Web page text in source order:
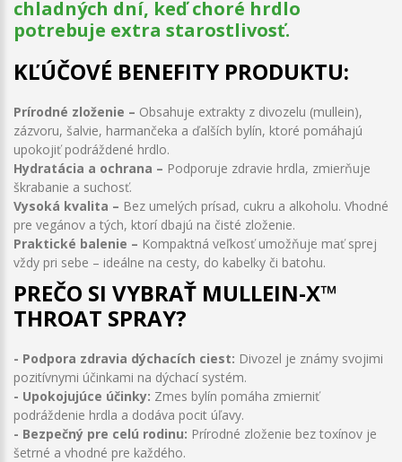
chladných dní, keď choré hrdlo
potrebuje extra starostlivosť.
KĽÚČOVÉ BENEFITY PRODUKTU:
Prírodné zloženie – Obsahuje extrakty z divozelu (mullein),
zázvoru, šalvie, harmančeka a ďalších bylín, ktoré pomáhajú
upokojiť podráždené hrdlo.
Hydratácia a ochrana – Podporuje zdravie hrdla, zmierňuje
škrabanie a suchosť.
Vysoká kvalita – Bez umelých prísad, cukru a alkoholu. Vhodné
pre vegánov a tých, ktorí dbajú na čisté zloženie.
Praktické balenie – Kompaktná veľkosť umožňuje mať sprej
vždy pri sebe – ideálne na cesty, do kabelky či batohu.
PREČO SI VYBRAŤ MULLEIN-X™
THROAT SPRAY?
- Podpora zdravia dýchacích ciest: Divozel je známy svojimi
pozitívnymi účinkami na dýchací systém.
- Upokojujúce účinky: Zmes bylín pomáha zmierniť
podráždenie hrdla a dodáva pocit úľavy.
- Bezpečný pre celú rodinu: Prírodné zloženie bez toxínov je
šetrné a vhodné pre každého.